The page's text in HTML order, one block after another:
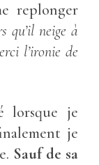
replonger
qu’il neige à
l’ironie de
lorsque je
je
Sauf de sa